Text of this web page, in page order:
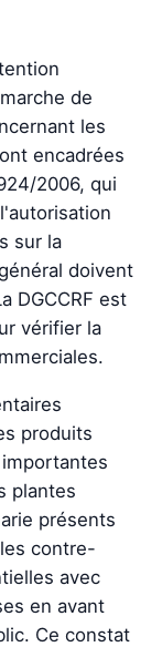
de
les
encadrées
2006, qui
sur la
doivent
DGCCRF est
vérifier la
produits
plantes
présents
contre-
avec
en avant
Ce constat